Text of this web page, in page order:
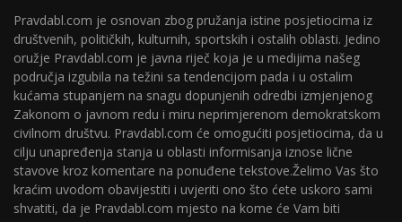
Pravdabl.com je osnovan zbog pružanja istine posjetiocima iz
društvenih, političkih, kulturnih, sportskih i ostalih oblasti. Jedino
oružje Pravdabl.com je javna riječ koja je u medijima našeg
područja izgubila na težini sa tendencijom pada i u ostalim
kućama stupanjem na snagu dopunjenih odredbi izmjenjenog
Zakonom o javnom redu i miru neprimjerenom demokratskom
civilnom društvu. Pravdabl.com će omogućiti posjetiocima, da u
cilju unapređenja stanja u oblasti informisanja iznose lične
stavove kroz komentare na ponuđene tekstove.Želimo Vas što
kraćim uvodom obavijestiti i uvjeriti ono što ćete uskoro sami
shvatiti, da je Pravdabl.com mjesto na kome će Vam biti